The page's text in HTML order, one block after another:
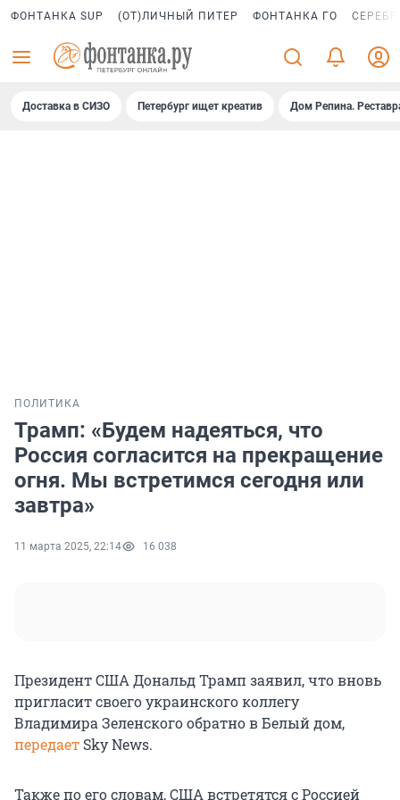
ФОНТАНКА SUP (ОТ)ЛИЧНЫЙ ПИТЕР ФОНТАНКА ГО
Доставка в СИЗО Петербург ищет креатив Дом Репина.
ПОЛИТИКА
Трамп: «Будем надеяться, что
Россия согласится на прекращение
огня. Мы встретимся сегодня или
завтра»
11 марта 2025, 22:14 16 038
Президент США Дональд Трамп заявил, что вновь
пригласит своего украинского коллегу
Владимира Зеленского обратно в Белый дом,
передает Sky News.
Также по его словам, США встретятся с Россией